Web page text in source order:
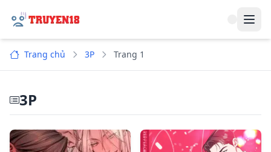
Trang chủ 3P Trang 1
3P